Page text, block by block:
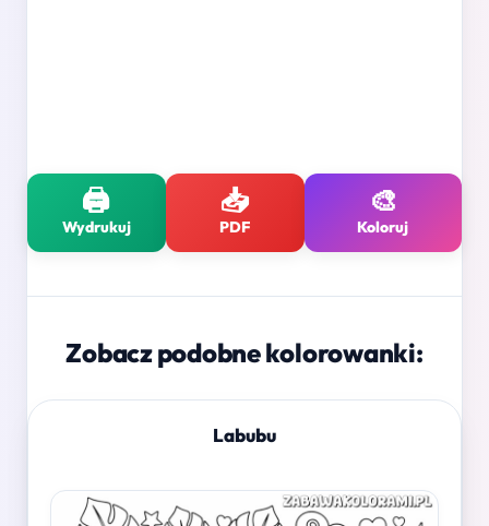
🖨️
Wydrukuj
📥
PDF
🎨
Koloruj
Zobacz podobne kolorowanki:
Labubu